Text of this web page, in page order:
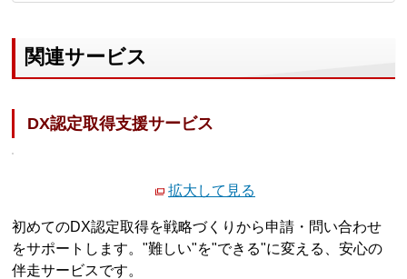
関連サービス
DX認定取得支援サービス
拡大して見る
初めてのDX認定取得を戦略づくりから申請・問い合わせ
をサポートします。"難しい"を"できる"に変える、安心の
伴走サービスです。